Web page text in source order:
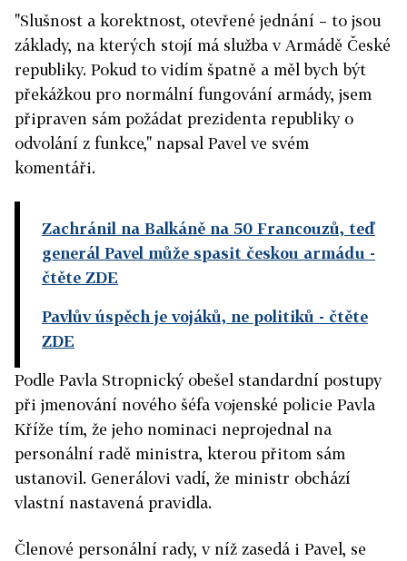
"Slušnost a korektnost, otevřené jednání – to jsou
základy, na kterých stojí má služba v Armádě České
republiky. Pokud to vidím špatně a měl bych být
překážkou pro normální fungování armády, jsem
připraven sám požádat prezidenta republiky o
odvolání z funkce," napsal Pavel ve svém
komentáři.
Zachránil na Balkáně na 50 Francouzů, teď
generál Pavel může spasit českou armádu -
čtěte ZDE
Pavlův úspěch je vojáků, ne politiků - čtěte
ZDE
Podle Pavla Stropnický obešel standardní postupy
při jmenování nového šéfa vojenské policie Pavla
Kříže tím, že jeho nominaci neprojednal na
personální radě ministra, kterou přitom sám
ustanovil. Generálovi vadí, že ministr obchází
vlastní nastavená pravidla.
Členové personální rady, v níž zasedá i Pavel, se